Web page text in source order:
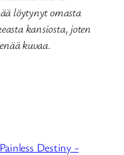
löytynyt omasta
kansiosta, joten
kuvaa.
Painless Destiny -